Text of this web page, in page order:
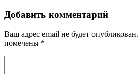
Добавить комментарий
Ваш адрес email не будет опубликован.
помечены *